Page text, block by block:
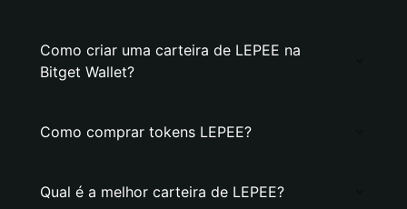
Como criar uma carteira de LEPEE na
Bitget Wallet?
Como comprar tokens LEPEE?
Qual é a melhor carteira de LEPEE?